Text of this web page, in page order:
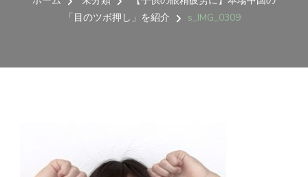
「目のツボ押し」を紹介
s_IMG_0309